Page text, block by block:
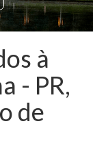
à
- PR,
de